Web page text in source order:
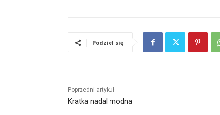
Podziel się
Poprzedni artykuł
Kratka nadal modna